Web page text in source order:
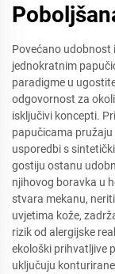
Povećano
jednokratnim
paradigme u
odgovornost za
isključivi koncepti.
papučicama
usporedbi s
gostiju ostanu
njihovog boravka u
stvara mekanu,
uvjetima kože,
rizik od alergijske
ekološki prihvatljive
uključuju